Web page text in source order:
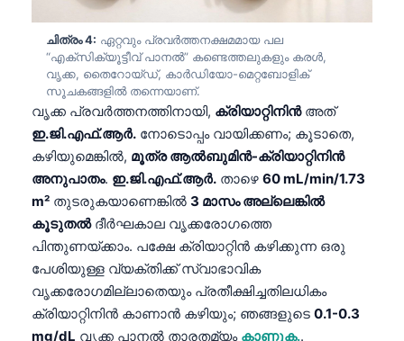
ചിത്രം 4: ഏറ്റവും പ്രവർത്തനക്ഷമമായ പല
“എക്സിക്യൂട്ടീവ് പാനൽ” കണ്ടെത്തലുകളും കരൾ,
വൃക്ക, തൈറോയ്ഡ്, കാർഡിയോ-മെറ്റബോളിക്
സൂചകങ്ങളിൽ തന്നെയാണ്.
വൃക്ക പ്രവർത്തനത്തിനായി, ക്രിയാറ്റിനിൻഅത്
ഇ.ജി.എഫ്.ആർ. നോടൊപ്പം വായിക്കണം; കൂടാതെ,
കഴിയുമെങ്കിൽ, മൂത്ര ആൽബുമിൻ-ക്രിയാറ്റിനിൻ
അനുപാതം. ഇ.ജി.എഫ്.ആർ. താഴെ 60 mL/min/1.73
m² തുടരുകയാണെങ്കിൽ 3 മാസം അല്ലെങ്കിൽ
കൂടുതൽദീർഘകാല വൃക്കരോഗത്തെ
പിന്തുണയ്ക്കാം. പക്ഷേ ക്രിയാറ്റിൻ കഴിക്കുന്ന ഒരു
പേശിയുള്ള വ്യക്തിക്ക് സ്വാഭാവിക
വൃക്കരോഗമില്ലാതെയും പ്രതീക്ഷിച്ചതിലധികം
ക്രിയാറ്റിനിൻ കാണാൻ കഴിയും; ഞങ്ങളുടെ 0.1-0.3
mg/dL വൃക്ക പാനൽ താരതമ്യം കാണുക..